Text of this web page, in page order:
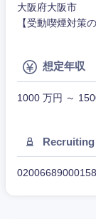
大阪府大阪市
【受動喫煙対策
想定年収
1000 万円 ～
02006689000158
不動産専
建設・施
工管理
その他
法律・
サービ
その他